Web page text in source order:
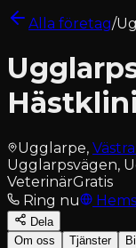
Alla företag/
Ugglarpe,
Ugglarpsvägen,
VeterinärGratis
Ring nu
Dela
Om oss
Tjänster